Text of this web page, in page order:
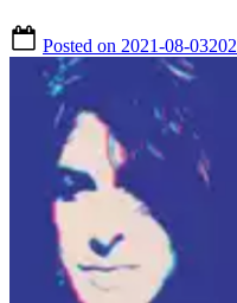
Posted on 2021-08-03